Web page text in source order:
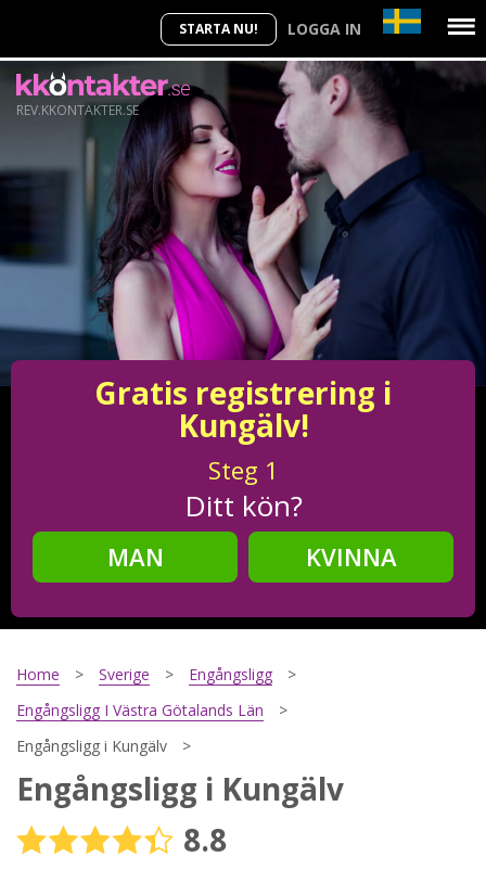
STARTA NU! LOGGA IN
REV.KKONTAKTER.SE
Gratis registrering i
Kungälv!
Steg 1
Ditt kön?
MAN
KVINNA
Steg2
Steg
Din mailadress?
Home Sverige
Engångsligg
Engångsligg I Västra Götalands Län
Engångsligg i Kungälv
Engångsligg i Kungälv
8.8